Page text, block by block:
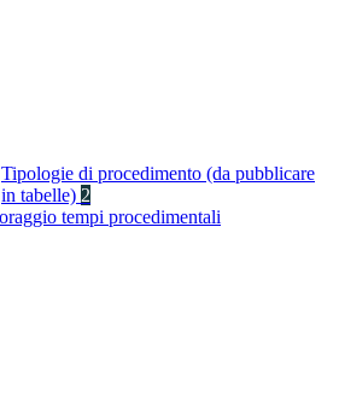
Tipologie di procedimento (da pubblicare
in tabelle) 2
tempi procedimentali